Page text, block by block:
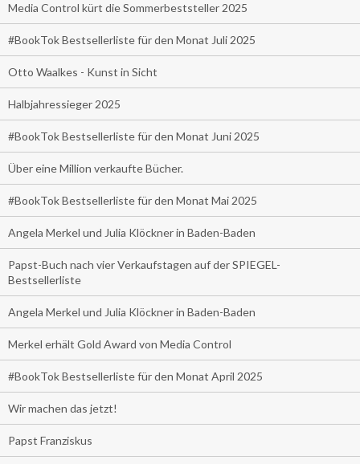
Media Control kürt die Sommerbeststeller 2025
#BookTok Bestsellerliste für den Monat Juli 2025
Otto Waalkes - Kunst in Sicht
Halbjahressieger 2025
#BookTok Bestsellerliste für den Monat Juni 2025
Über eine Million verkaufte Bücher.
#BookTok Bestsellerliste für den Monat Mai 2025
Angela Merkel und Julia Klöckner in Baden-Baden
Papst-Buch nach vier Verkaufstagen auf der SPIEGEL-
Bestsellerliste
Angela Merkel und Julia Klöckner in Baden-Baden
Merkel erhält Gold Award von Media Control
#BookTok Bestsellerliste für den Monat April 2025
Wir machen das jetzt!
Papst Franziskus